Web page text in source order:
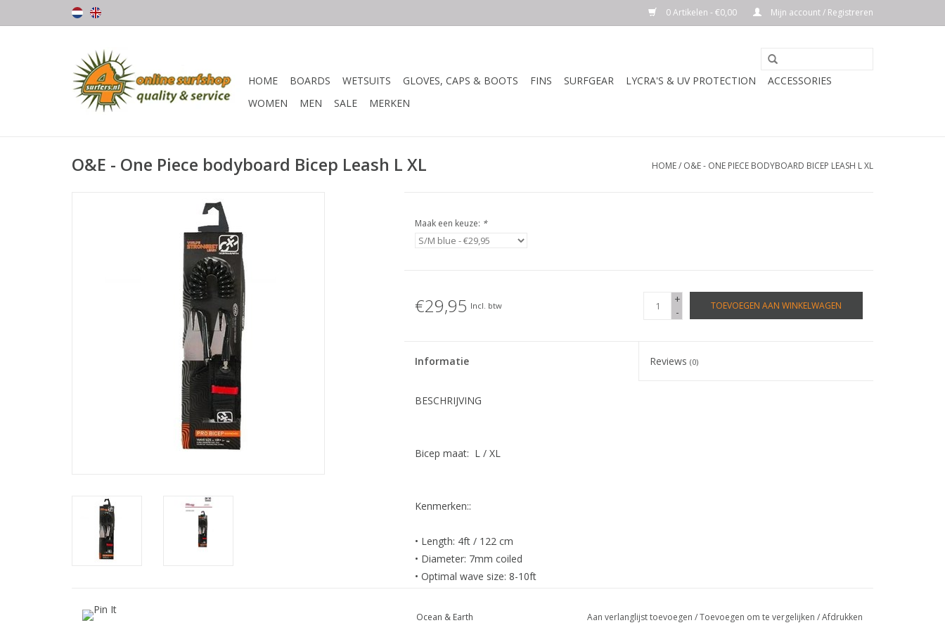
0 Artikelen - €0,00 Mijn account / Registreren
HOME BOARDS WETSUITS GLOVES, CAPS & BOOTS FINS SURFGEAR LYCRA'S & UV PROTECTION
ACCESSORIES
WOMEN
MEN SALE MERKEN
O&E - One Piece bodyboard Bicep Leash L XL HOME/ O&E - ONE PIECE BODYBOARD BICEP LEASH L XL
Maak een keuze: *
€29,95 Incl. btw
+
-
TOEVOEGEN AAN WINKELWAGEN
Informatie Reviews(0)
BESCHRIJVING
Bicep maat: L / XL
Kenmerken::
• Length: 4ft / 122 cm
• Diameter: 7mm coiled
• Optimal wave size: 8-10ft
• World's strongest leash, 40% stronger and flexible
Ocean & Earth Aan verlanglijst toevoegen /Toevoegen om te vergelijken /Afdrukken